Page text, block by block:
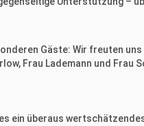
Gäste: Wir freuten
Frau Lademann und
ein überaus